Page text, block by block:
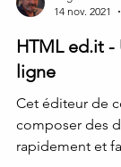
14 nov. 2021
HTML ed.it -
ligne
Cet éditeur de
composer des